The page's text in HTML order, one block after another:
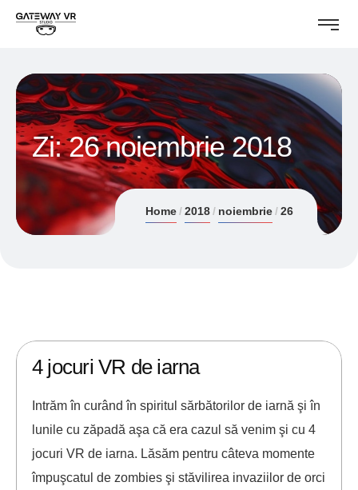
Zi:26 noiembrie 2018
Home 2018 noiembrie 26
4 jocuri VR de iarna
Intrăm în curând în spiritul sărbătorilor de iarnă şi în
lunile cu zăpadă aşa că era cazul să venim şi cu 4
jocuri VR de iarna. Lăsăm pentru câteva momente
împuşcatul de zombies şi stăvilirea invaziilor de orci